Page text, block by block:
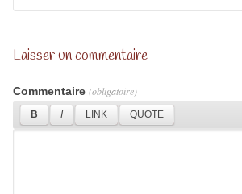
Laisser un commentaire
Commentaire (obligatoire)